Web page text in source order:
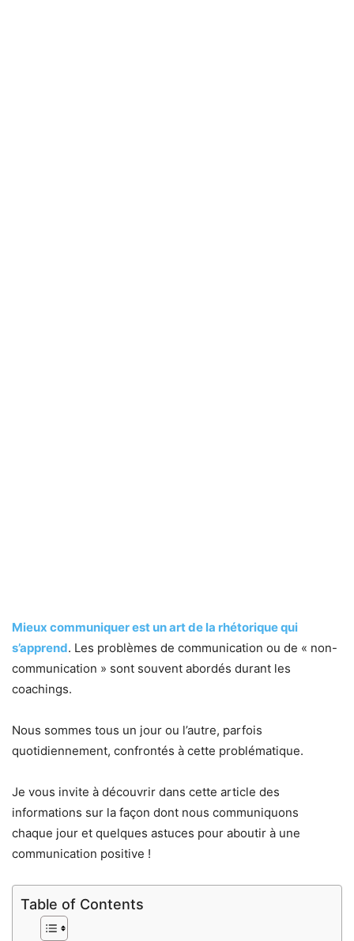
Mieux communiquer est un art de la rhétorique qui
s’apprend. Les problèmes de communication ou de « non-
communication » sont souvent abordés durant les
coachings.
Nous sommes tous un jour ou l’autre, parfois
quotidiennement, confrontés à cette problématique.
Je vous invite à découvrir dans cette article des
informations sur la façon dont nous communiquons
chaque jour et quelques astuces pour aboutir à une
communication positive !
Table of Contents